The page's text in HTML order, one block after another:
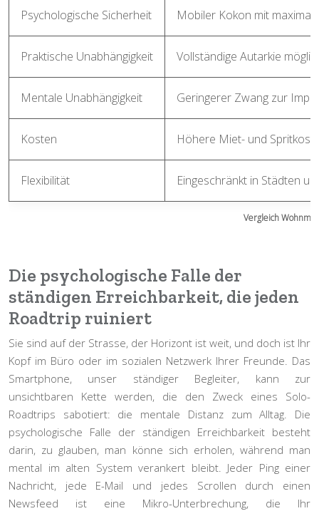
Vergleich
Psychologische Sicherheit Mobiler Kokon mit
Praktische Unabhängigkeit Vollständige Autarkie
Mentale Unabhängigkeit Geringerer Zwang zur
Kosten Höhere Miet- und
Flexibilität Eingeschränkt in Städten
Die psychologische Falle der
ständigen Erreichbarkeit, die jeden
Roadtrip ruiniert
Sie sind auf der Strasse, der Horizont ist weit, und doch ist Ihr
Kopf im Büro oder im sozialen Netzwerk Ihrer Freunde. Das
Smartphone, unser ständiger Begleiter, kann zur
unsichtbaren Kette werden, die den Zweck eines Solo-
Roadtrips sabotiert: die mentale Distanz zum Alltag. Die
psychologische Falle der ständigen Erreichbarkeit besteht
darin, zu glauben, man könne sich erholen, während man
mental im alten System verankert bleibt. Jeder Ping einer
Nachricht, jede E-Mail und jedes Scrollen durch einen
Newsfeed ist eine Mikro-Unterbrechung, die Ihr